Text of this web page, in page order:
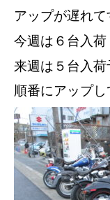
アップが遅れ
今週は６台入荷
来週は５台入
順番にアップ